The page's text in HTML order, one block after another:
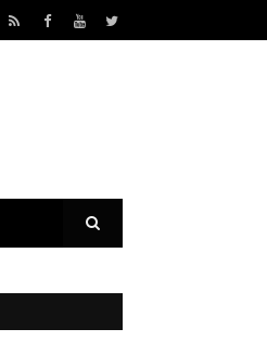
RSS Facebook
YouTube
Twitter